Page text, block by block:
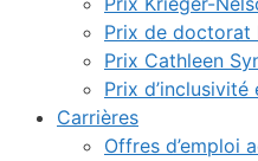
Prix de doctorat
Prix Cathleen
Prix
Carrières
Offres d’emploi